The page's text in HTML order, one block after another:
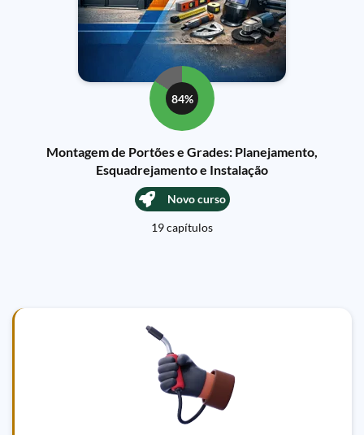
84%
Montagem de Portões e Grades: Planejamento,
Esquadrejamento e Instalação
Novo curso
19 capítulos